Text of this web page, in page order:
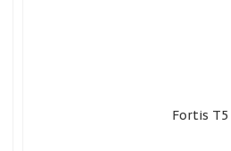
Fortis T5